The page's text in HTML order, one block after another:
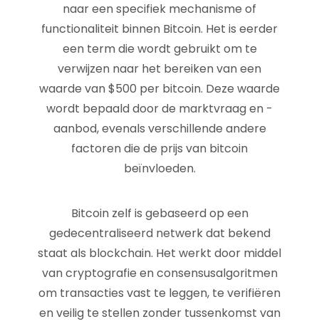
naar een specifiek mechanisme of
functionaliteit binnen Bitcoin. Het is eerder
een term die wordt gebruikt om te
verwijzen naar het bereiken van een
waarde van $500 per bitcoin. Deze waarde
wordt bepaald door de marktvraag en -
aanbod, evenals verschillende andere
factoren die de prijs van bitcoin
beïnvloeden.
Bitcoin zelf is gebaseerd op een
gedecentraliseerd netwerk dat bekend
staat als blockchain. Het werkt door middel
van cryptografie en consensusalgoritmen
om transacties vast te leggen, te verifiëren
en veilig te stellen zonder tussenkomst van